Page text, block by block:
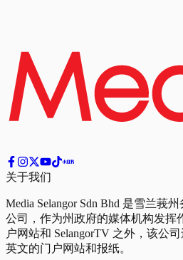
关于我们
Media Selangor Sdn Bhd 是雪兰莪
公司，作为州政府的媒体机构发挥
户网站和 SelangorTV 之外，该公
英文的门户网站和报纸。